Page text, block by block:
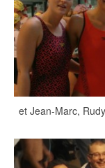
et Jean-Marc,